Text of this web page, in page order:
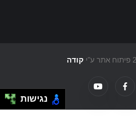
קודה
נגישות